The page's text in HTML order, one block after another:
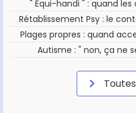
" Équi-handi " : quand
Rétablissement Psy : le
Plages propres : quand
Autisme : " non, ça ne